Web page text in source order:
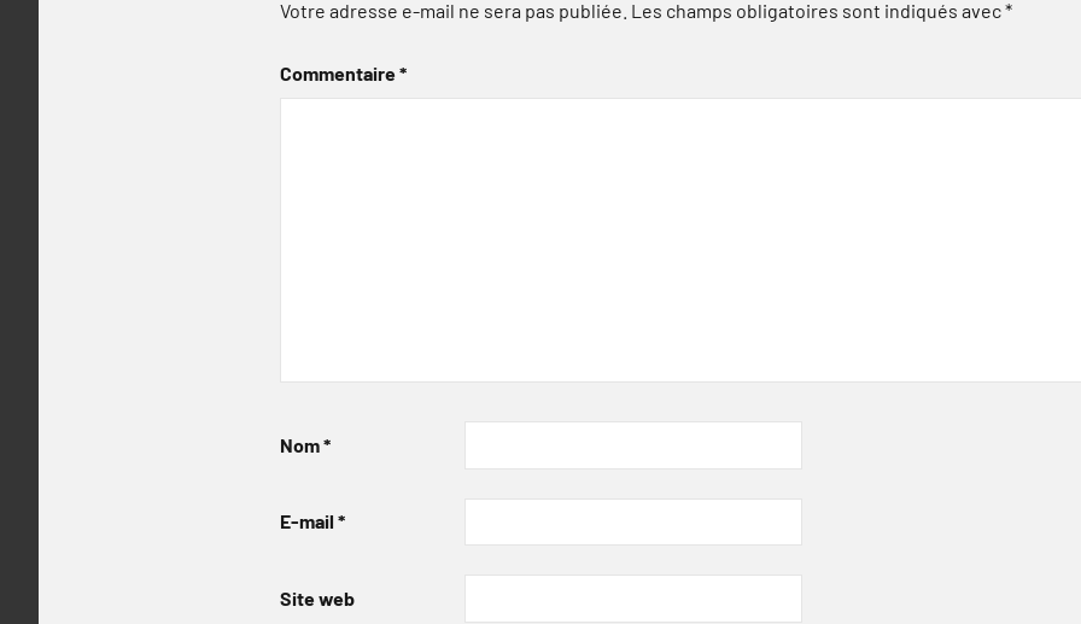
Votre adresse e-mail ne sera pas publiée. Les champs obligatoires sont indiqués avec*
Commentaire*
Nom*
E-mail *
Site web